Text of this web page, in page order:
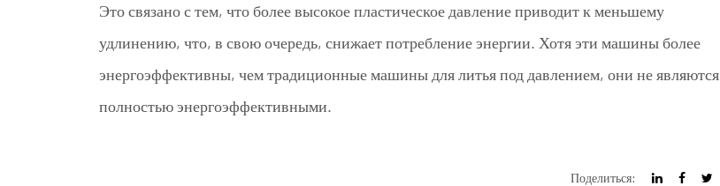
Это связано с тем, что более высокое пластическое давление приводит к меньшему
удлинению, что, в свою очередь, снижает потребление энергии. Хотя эти машины более
энергоэффективны, чем традиционные машины для литья под давлением, они не являются
полностью энергоэффективными.
Поделиться: